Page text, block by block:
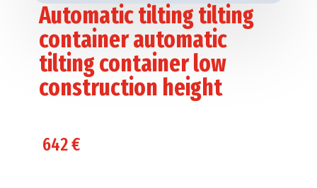
Automatic tilting tilting
container automatic
tilting container low
construction height
642€